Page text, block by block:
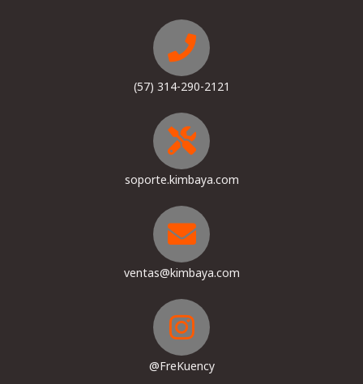
(57) 314-290-2121
soporte.kimbaya.com
ventas@kimbaya.com
@FreKuency